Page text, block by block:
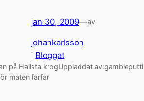
jan 30, 2009—av
johankarlsson
i Bloggat
på Hallsta krogUppladdat av:gambleputti
maten farfar